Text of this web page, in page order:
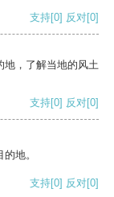
支持[0] 反对[0]
地，了解当地的风土
支持[0] 反对[0]
地。
支持[0] 反对[0]